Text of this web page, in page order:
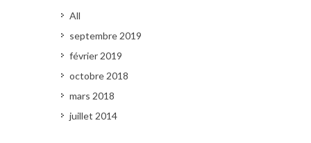
All
septembre 2019
février 2019
octobre 2018
mars 2018
juillet 2014